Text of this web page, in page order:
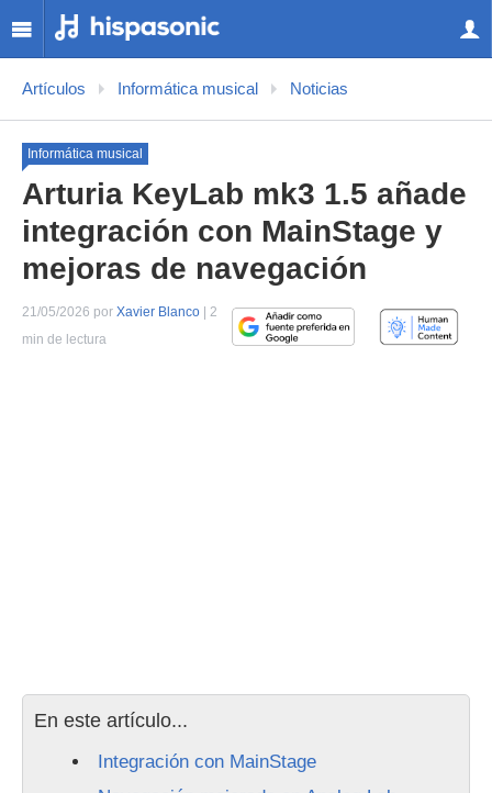
Artículos Informática musical Noticias
Informática musical
Arturia KeyLab mk3 1.5 añade
integración con MainStage y
mejoras de navegación
21/05/2026 por Xavier Blanco | 2
min de lectura
En este artículo...
Integración con MainStage